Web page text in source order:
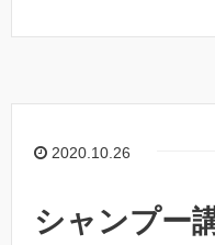
2020.10.26
シャンプー